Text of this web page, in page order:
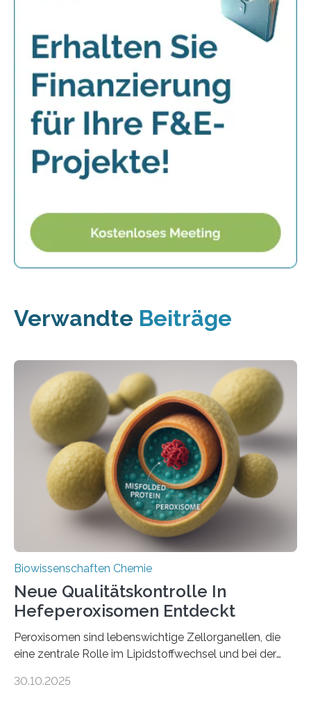
Verwandte Beiträge
Biowissenschaften Chemie
Neue Qualitätskontrolle In
Hefeperoxisomen Entdeckt
Peroxisomen sind lebenswichtige Zellorganellen, die
eine zentrale Rolle im Lipidstoffwechsel und bei der
erfüllen können, müssen zahlreiche Enzyme präzise in
30.10.2025